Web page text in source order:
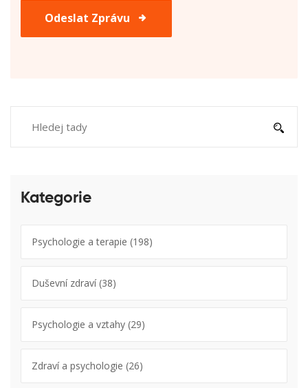
Odeslat Zprávu
Kategorie
Psychologie a terapie (198)
Duševní zdraví(38)
Psychologie a vztahy (29)
Zdraví a psychologie (26)